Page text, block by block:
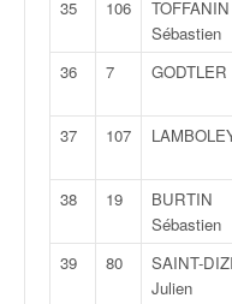
35
106
TOFFANIN
Sébastien
36
7 GODTLER
37
107
38
19
BURTIN
Sébastien
39
80
SAINT-
Julien